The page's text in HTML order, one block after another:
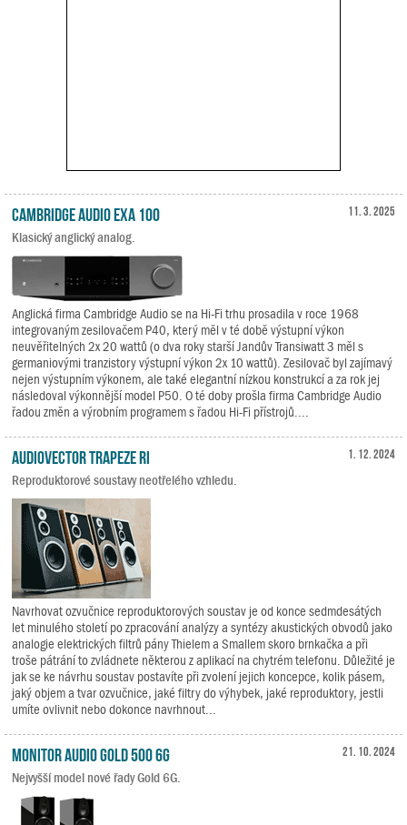
11. 3. 2025
Cambridge Audio EXA 100
Klasický anglický analog.
Anglická firma Cambridge Audio se na Hi-Fi trhu prosadila v roce 1968
integrovaným zesilovačem P40, který měl v té době výstupní výkon
neuvěřitelných 2x 20 wattů (o dva roky starší Jandův Transiwatt 3 měl s
germaniovými tranzistory výstupní výkon 2x 10 wattů). Zesilovač byl zajímavý
nejen výstupním výkonem, ale také elegantní nízkou konstrukcí a za rok jej
následoval výkonnější model P50. O té doby prošla firma Cambridge Audio
řadou změn a výrobním programem s řadou Hi-Fi přístrojů....
1. 12. 2024
Audiovector Trapeze Ri
Reproduktorové soustavy neotřelého vzhledu.
Navrhovat ozvučnice reproduktorových soustav je od konce sedmdesátých
let minulého století po zpracování analýzy a syntézy akustických obvodů jako
analogie elektrických filtrů pány Thielem a Smallem skoro brnkačka a při
troše pátrání to zvládnete některou z aplikací na chytrém telefonu. Důležité je
jak se ke návrhu soustav postavíte při zvolení jejich koncepce, kolik pásem,
jaký objem a tvar ozvučnice, jaké filtry do výhybek, jaké reproduktory, jestli
umíte ovlivnit nebo dokonce navrhnout...
21. 10. 2024
Monitor Audio Gold 500 6G
Nejvyšší model nové řady Gold 6G.